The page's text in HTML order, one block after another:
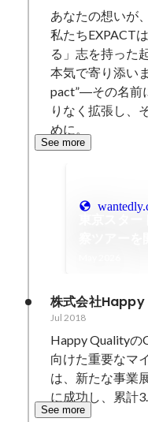
あなたの想いが
私たちEXPACT
る」志を持った
本気で寄り添い
pact”―その名前
りなく拡張し、
めに。
See more
株式会社
Jul 2018
Happy Qualityの
向けた重要なマ
は、新たな事業
に成功し、累計
See more